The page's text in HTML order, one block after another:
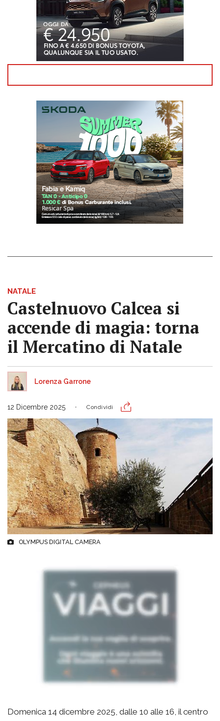
NATALE
Castelnuovo Calcea si
accende di magia: torna
il Mercatino di Natale
Lorenza Garrone
12 Dicembre 2025 Condividi
OLYMPUS DIGITAL CAMERA
Domenica 14 dicembre 2025, dalle 10 alle 16, il centro